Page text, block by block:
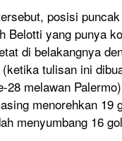
posisi
Belotti yang punya
di belakangnya
tulisan ini
28 melawan
menorehkan 19
menyumbang 16